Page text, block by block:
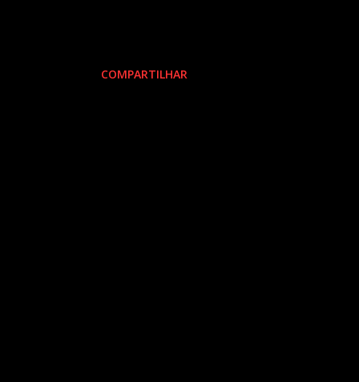
COMPARTILHAR